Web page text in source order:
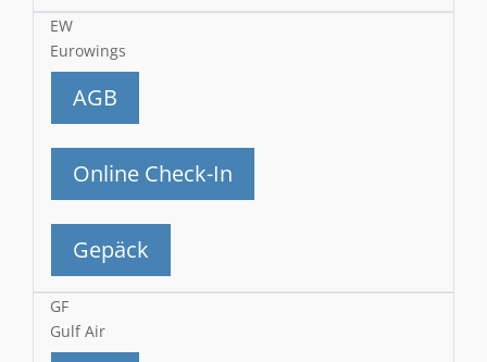
EW
Eurowings
AGB
Online Check-In
Gepäck
GF
Gulf Air